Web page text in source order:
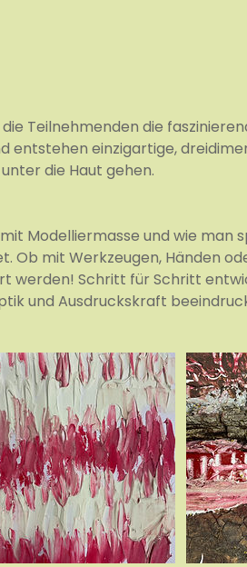
Teilnehmenden die
entstehen einzigartige,
die Haut gehen.
Modelliermasse und wie man
Ob mit Werkzeugen, Händen
werden! Schritt für Schritt
und Ausdruckskraft